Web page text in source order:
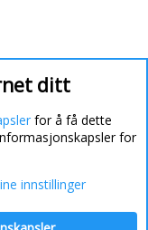
ditt
for å få dette
for
innstillinger